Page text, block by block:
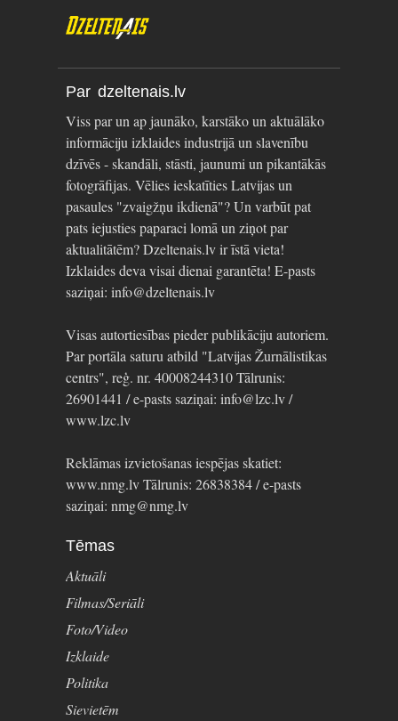
Par dzeltenais.lv
Viss par un ap jaunāko, karstāko un aktuālāko
informāciju izklaides industrijā un slavenību
dzīvēs - skandāli, stāsti, jaunumi un pikantākās
fotogrāfijas. Vēlies ieskatīties Latvijas un
pasaules "zvaigžņu ikdienā"? Un varbūt pat
pats iejusties paparaci lomā un ziņot par
aktualitātēm? Dzeltenais.lv ir īstā vieta!
Izklaides deva visai dienai garantēta! E-pasts
saziņai: info@dzeltenais.lv
Visas autortiesības pieder publikāciju autoriem.
Par portāla saturu atbild "Latvijas Žurnālistikas
centrs", reģ. nr. 40008244310 Tālrunis:
26901441 / e-pasts saziņai: info@lzc.lv /
www.lzc.lv
Reklāmas izvietošanas iespējas skatiet:
www.nmg.lv Tālrunis: 26838384 / e-pasts
saziņai: nmg@nmg.lv
Tēmas
Aktuāli
Filmas/Seriāli
Foto/Video
Izklaide
Politika
Sievietēm